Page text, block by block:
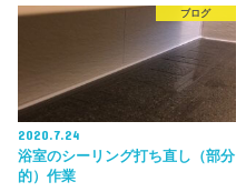
ブログ
2020.7.24
浴室のシーリング打ち直し（部分
的）作業